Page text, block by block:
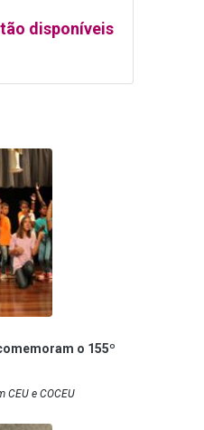
disponíveis
o 155º
e COCEU